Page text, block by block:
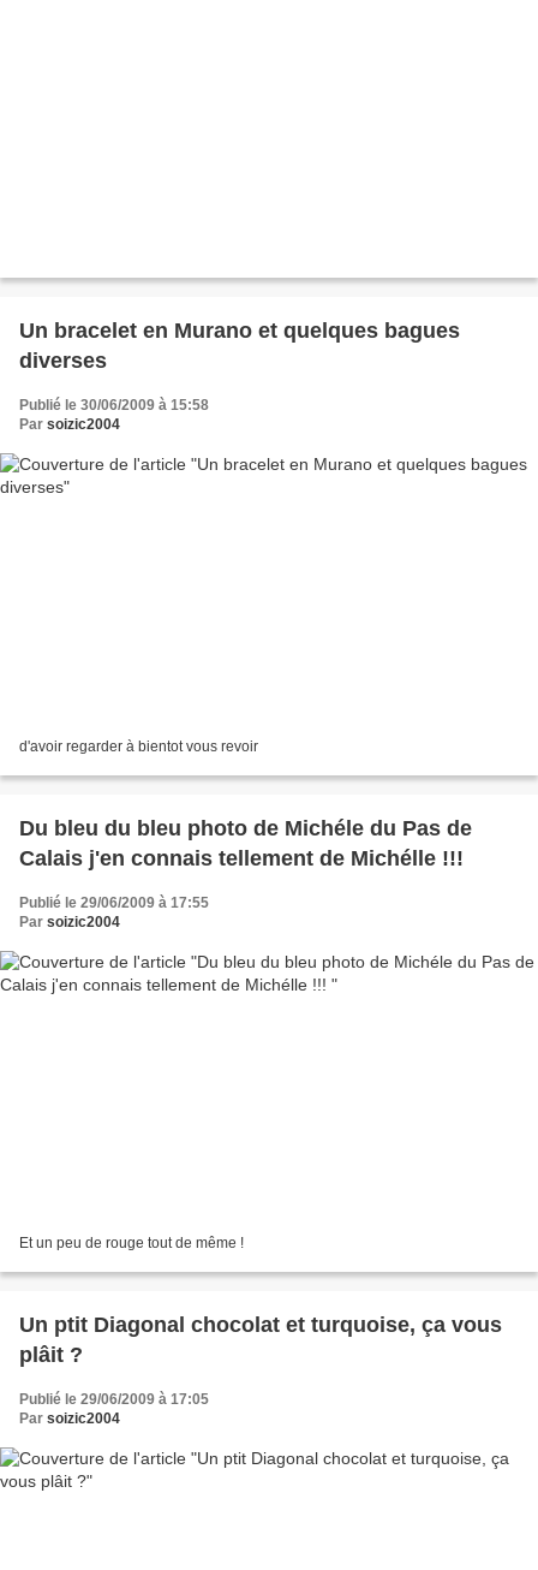
Un bracelet en Murano et quelques bagues
diverses
Publié le 30/06/2009 à 15:58
Par soizic2004
d'avoir regarder à bientot vous revoir
Du bleu du bleu photo de Michéle du Pas de
Calais j'en connais tellement de Michélle !!!
Publié le 29/06/2009 à 17:55
Par soizic2004
Et un peu de rouge tout de même !
Un ptit Diagonal chocolat et turquoise, ça vous
plâit ?
Publié le 29/06/2009 à 17:05
Par soizic2004